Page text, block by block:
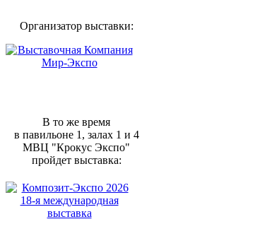
Организатор выставки:
В то же время
в павильоне 1, залах 1 и 4
МВЦ "Крокус Экспо"
пройдет выставка: